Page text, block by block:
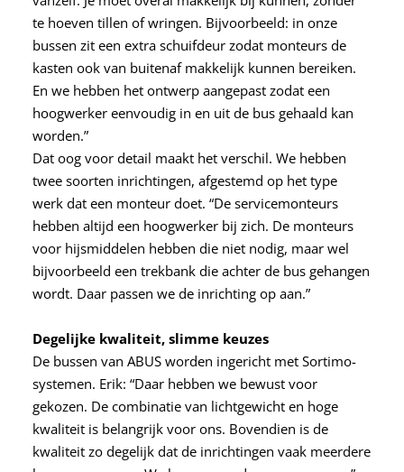
te hoeven tillen of wringen. Bijvoorbeeld: in onze
bussen zit een extra schuifdeur zodat monteurs de
kasten ook van buitenaf makkelijk kunnen bereiken.
En we hebben het ontwerp aangepast zodat een
hoogwerker eenvoudig in en uit de bus gehaald kan
worden.”
Dat oog voor detail maakt het verschil. We hebben
twee soorten inrichtingen, afgestemd op het type
werk dat een monteur doet. “De servicemonteurs
hebben altijd een hoogwerker bij zich. De monteurs
voor hijsmiddelen hebben die niet nodig, maar wel
bijvoorbeeld een trekbank die achter de bus gehangen
wordt. Daar passen we de inrichting op aan.”
Degelijke kwaliteit, slimme keuzes
De bussen van ABUS worden ingericht met Sortimo-
systemen. Erik: “Daar hebben we bewust voor
gekozen. De combinatie van lichtgewicht en hoge
kwaliteit is belangrijk voor ons. Bovendien is de
kwaliteit zo degelijk dat de inrichtingen vaak meerdere